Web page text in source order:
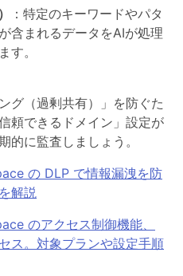
：特定のキーワードやパタ
含まれるデータをAIが処理
す。
グ（過剰共有）」を防ぐた
頼できるドメイン」設定が
的に監査しましょう。
の DLP で情報漏洩を防
解説
のアクセス制御機能、
ス。対象プランや設定手順